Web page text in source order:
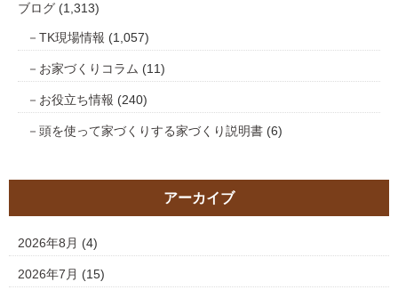
ブログ (1,313)
TK現場情報 (1,057)
お家づくりコラム (11)
お役立ち情報 (240)
頭を使って家づくりする家づくり説明書 (6)
アーカイブ
2026年8月 (4)
2026年7月 (15)